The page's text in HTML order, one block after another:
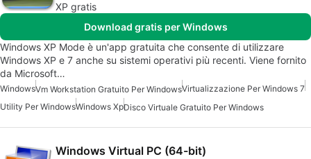
XP gratis
Download gratis per Windows
Windows XP Mode è un'app gratuita che consente di utilizzare
Windows XP e 7 anche su sistemi operativi più recenti. Viene fornito
da Microsoft…
WindowsVm Workstation Gratuito Per WindowsVirtualizzazione Per Windows 7
Utility Per WindowsWindows XpDisco Virtuale Gratuito Per Windows
Windows Virtual PC (64-bit)